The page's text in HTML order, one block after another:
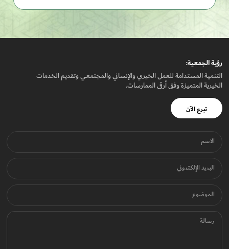
رؤيـة الجمعيـة:
التنمية المستدامة للعمل الخيري والإنساني والمجتمعي وتقديم الخدمات
الخيرية المتميزة وفق أرقى الممارسات.
تبرع الآن
الاسم
البريد الإلكتروني
الموضوع
رسالة